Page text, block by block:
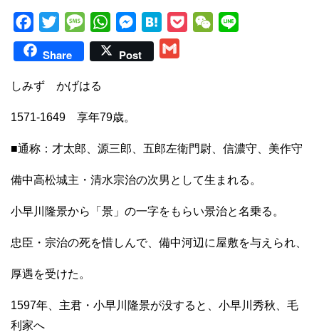
a
c
e
o
o
w
i
t
e
r
M
e
s
s
g
e
W
h
a
A
p
e
s
r
a
t
W
Share Post
しみず かげはる
1571-1649 享年79歳。
■通称：才太郎、源三郎、五郎左衛門尉、信濃守、美作守
備中高松城主・清水宗治の次男として生まれる。
小早川隆景から「景」の一字をもらい景治と名乗る。
忠臣・宗治の死を惜しんで、備中河辺に屋敷を与えられ、
厚遇を受けた。
1597年、主君・小早川隆景が没すると、小早川秀秋、毛
利家へ